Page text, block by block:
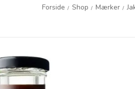
Forside / Shop / Mærker /